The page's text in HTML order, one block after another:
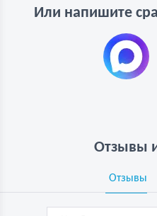
Или напишите
Отзывы
Отзывы